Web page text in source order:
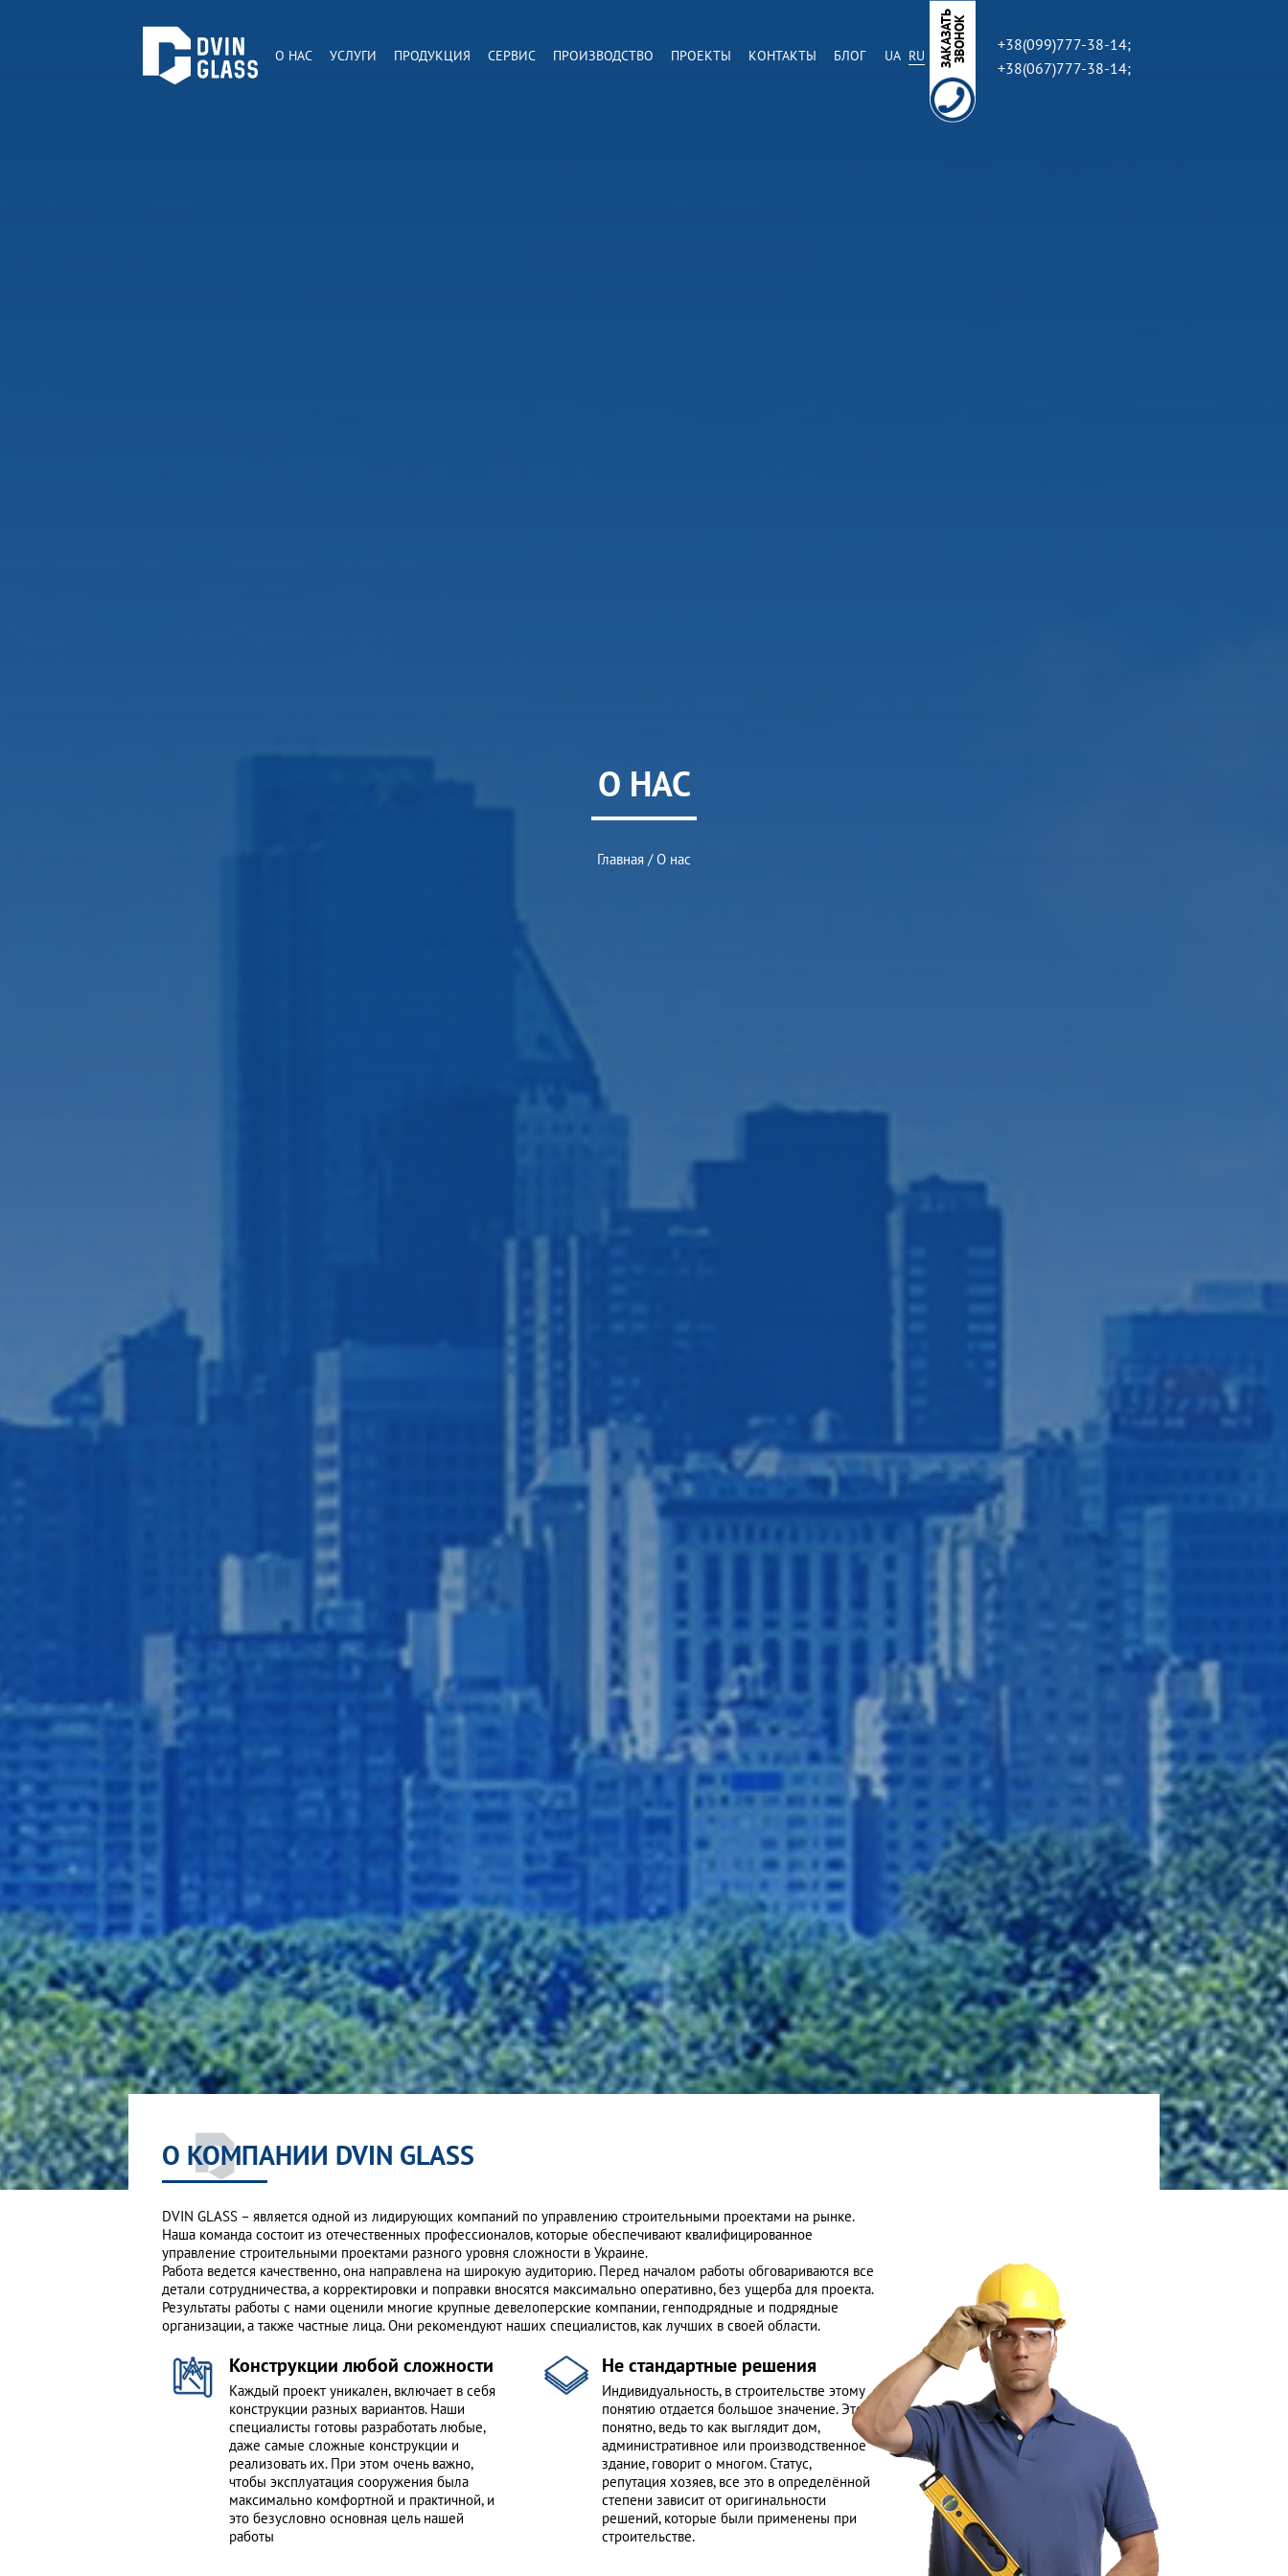
З
А
К
А
З
АТ
Ь
З
В
О
Н
ОК
+38(099)777-38-14;
+38(067)777-38-14;
О НАС УСЛУГИ ПРОДУКЦИЯ СЕРВИС ПРОИЗВОДСТВО ПРОЕКТЫ КОНТАКТЫ БЛОГ UA RU
О НАС
Главная /О нас
О КОМПАНИИ DVIN GLASS
DVIN GLASS – является одной из лидирующих компаний по управлению строительными проектами на рынке.
Наша команда состоит из отечественных профессионалов, которые обеспечивают квалифицированное
управление строительными проектами разного уровня сложности в Украине.
Работа ведется качественно, она направлена на широкую аудиторию. Перед началом работы обговариваются все
детали сотрудничества, а корректировки и поправки вносятся максимально оперативно, без ущерба для проекта.
Результаты работы с нами оценили многие крупные девелоперские компании, генподрядные и подрядные
организации, а также частные лица. Они рекомендуют наших специалистов, как лучших в своей области.
Конструкции любой сложности
Каждый проект уникален, включает в себя
конструкции разных вариантов. Наши
специалисты готовы разработать любые,
даже самые сложные конструкции и
реализовать их. При этом очень важно,
чтобы эксплуатация сооружения была
максимально комфортной и практичной, и
это безусловно основная цель нашей
работы
Не стандартные решения
Индивидуальность, в строительстве этому
понятию отдается большое значение. Это
понятно, ведь то как выглядит дом,
административное или производственное
здание, говорит о многом. Статус,
репутация хозяев, все это в определённой
степени зависит от оригинальности
решений, которые были применены при
строительстве.